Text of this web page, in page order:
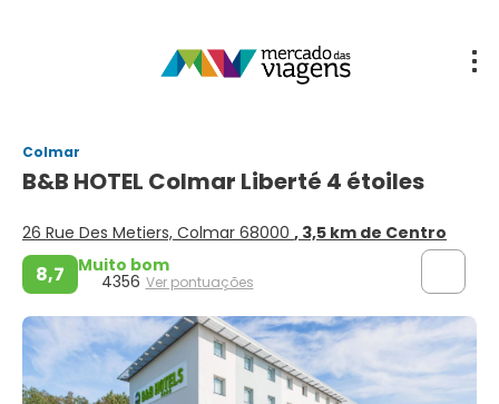
Colmar
B&B HOTEL Colmar Liberté 4 étoiles
26 Rue Des Metiers, Colmar 68000 , 3,5 km de Centro
8,7 Muito bom
4356 Ver pontuações